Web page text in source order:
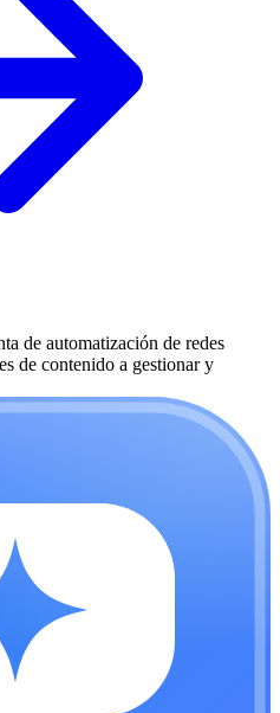
de automatización de redes
de contenido a gestionar y